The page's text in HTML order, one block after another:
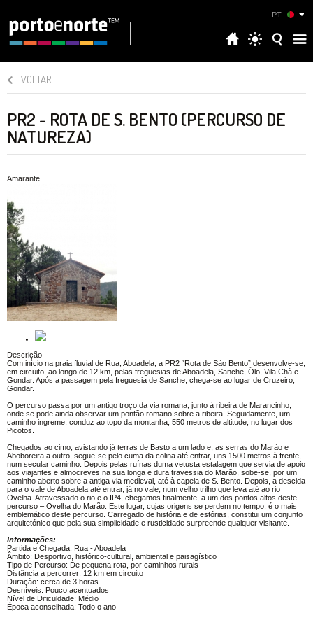
PT
VOLTAR
PR2 - ROTA DE S. BENTO (PERCURSO DE
NATUREZA)
Amarante
Descrição
Com início na praia fluvial de Rua, Aboadela, a PR2 “Rota de São Bento” desenvolve-se,
em circuito, ao longo de 12 km, pelas freguesias de Aboadela, Sanche, Ôlo, Vila Chã e
Gondar. Após a passagem pela freguesia de Sanche, chega-se ao lugar de Cruzeiro,
Gondar.
O percurso passa por um antigo troço da via romana, junto à ribeira de Marancinho,
onde se pode ainda observar um pontão romano sobre a ribeira. Seguidamente, um
caminho ingreme, conduz ao topo da montanha, 550 metros de altitude, no lugar dos
Picotos.
Chegados ao cimo, avistando já terras de Basto a um lado e, as serras do Marão e
Aboboreira a outro, segue-se pelo cuma da colina até entrar, uns 1500 metros à frente,
num secular caminho. Depois pelas ruínas duma vetusta estalagem que servia de apoio
aos viajantes e almocreves na sua longa e dura travessia do Marão, sobe-se, por um
caminho aberto sobre a antiga via medieval, até à capela de S. Bento. Depois, a descida
para o vale de Aboadela até entrar, já no vale, num velho trilho que leva até ao rio
Ovelha. Atravessado o rio e o IP4, chegamos finalmente, a um dos pontos altos deste
percurso – Ovelha do Marão. Este lugar, cujas origens se perdem no tempo, é o mais
emblemático deste percurso. Carregado de história e de estórias, constitui um conjunto
arquitetónico que pela sua simplicidade e rusticidade surpreende qualquer visitante.
Informações:
Partida e Chegada: Rua - Aboadela
Âmbito: Desportivo, histórico-cultural, ambiental e paisagístico
Tipo de Percurso: De pequena rota, por caminhos rurais
Distância a percorrer: 12 km em circuito
Duração: cerca de 3 horas
Desníveis: Pouco acentuados
Nível de Dificuldade: Médio
Época aconselhada: Todo o ano